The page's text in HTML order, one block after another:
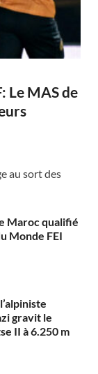
Le MAS de
au sort des
Maroc qualifié
Monde FEI
gravit le
II à 6.250 m